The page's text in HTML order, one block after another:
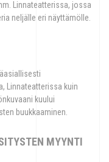
Linnateatterissa, jossa
neljälle eri näyttämölle.
Linnateatterissa kuin
kuului
buukkaaminen.
MYYNTI